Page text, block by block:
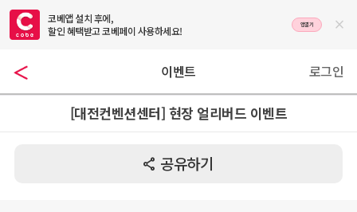
코베앱 설치 후에,
할인 혜택받고 코베페이 사용하세요!
앱열기 
이벤트 로그인
[대전컨벤션센터] 현장 얼리버드 이벤트
 공유하기